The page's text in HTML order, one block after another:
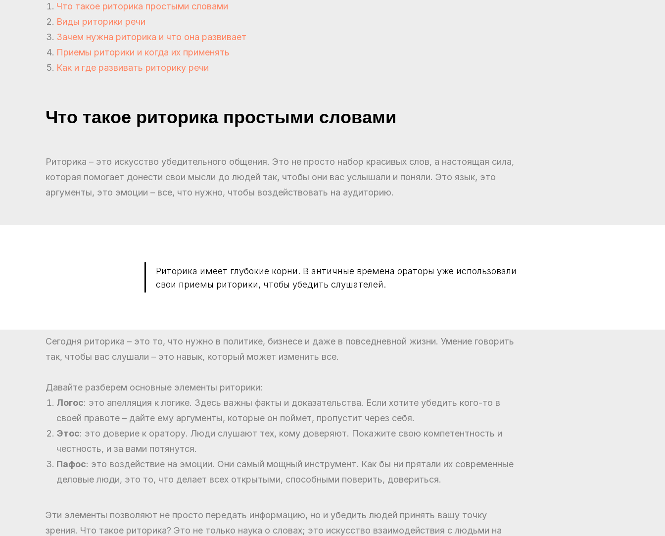
Что такое риторика простыми словами
Виды риторики речи
Зачем нужна риторика и что она развивает
Приемы риторики и когда их применять
Как и где развивать риторику речи
Что такое риторика простыми словами
Риторика – это искусство убедительного общения. Это не просто набор красивых слов, а настоящая сила,
которая помогает донести свои мысли до людей так, чтобы они вас услышали и поняли. Это язык, это
аргументы, это эмоции – все, что нужно, чтобы воздействовать на аудиторию.
Риторика имеет глубокие корни. В античные времена ораторы уже использовали
свои приемы риторики, чтобы убедить слушателей.
Сегодня риторика – это то, что нужно в политике, бизнесе и даже в повседневной жизни. Умение говорить
так, чтобы вас слушали – это навык, который может изменить все.
Давайте разберем основные элементы риторики:
Логос: это апелляция к логике. Здесь важны факты и доказательства. Если хотите убедить кого-то в
своей правоте – дайте ему аргументы, которые он поймет, пропустит через себя.
Этос: это доверие к оратору. Люди слушают тех, кому доверяют. Покажите свою компетентность и
честность, и за вами потянутся.
Пафос: это воздействие на эмоции. Они самый мощный инструмент. Как бы ни прятали их современные
деловые люди, это то, что делает всех открытыми, способными поверить, довериться.
Эти элементы позволяют не просто передать информацию, но и убедить людей принять вашу точку
зрения. Что такое риторика? Это не только наука о словах; это искусство взаимодействия с людьми на